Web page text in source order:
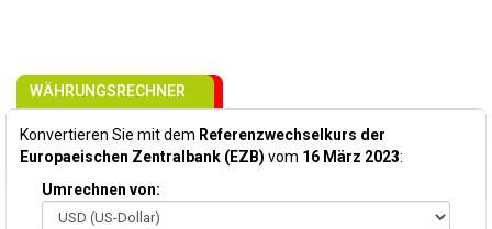
WÄHRUNGSRECHNER
Konvertieren Sie mit dem Referenzwechselkurs der
Europaeischen Zentralbank (EZB) vom 16 März 2023:
Umrechnen von: